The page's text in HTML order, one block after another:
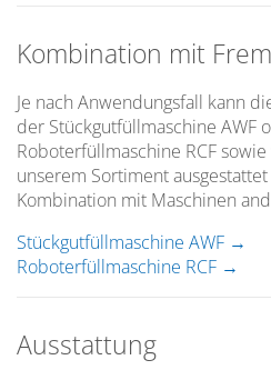
Kombination mit
Je nach Anwendungsfall kann
der Stückgutfüllmaschine AWF
Roboterfüllmaschine RCF
unserem Sortiment
Kombination mit Maschinen
Stückgutfüllmaschine AWF
Roboterfüllmaschine RCF
Ausstattung